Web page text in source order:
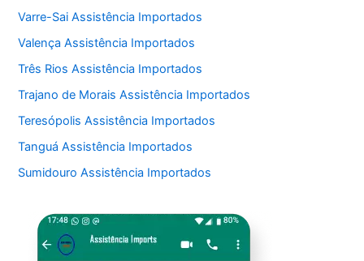
Varre-Sai Assistência Importados
Valença Assistência Importados
Três Rios Assistência Importados
Trajano de Morais Assistência Importados
Teresópolis Assistência Importados
Tanguá Assistência Importados
Sumidouro Assistência Importados